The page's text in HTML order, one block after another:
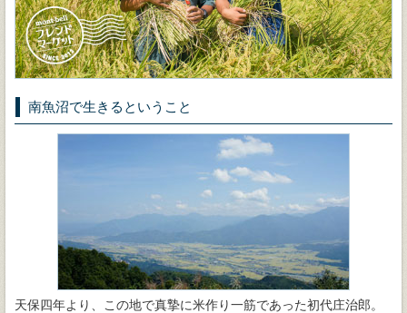
南魚沼で生きるということ
天保四年より、この地で真摯に米作り一筋であった初代庄治郎。